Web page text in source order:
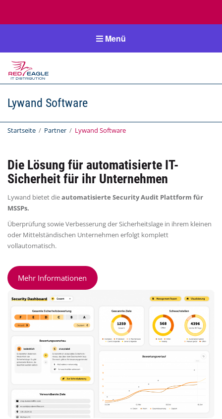
Menü
IT
Lywand Software
Startseite / Partner / Lywand Software
Die Lösung für automatisierte IT-
Sicherheit für ihr Unternehmen
Lywand bietet dieautomatisierte Security Audit Plattform für
MSSPs.
Überprüfung sowie Verbesserung der Sicherheitslage in ihrem kleinen
oder Mittelständischen Unternehmen erfolgt komplett
vollautomatisch.
Mehr Informationen